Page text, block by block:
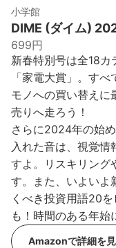
小学館
DIME (ダイム)
699円
新春特別号は全18
「家電大賞」。す
モノへの買い替えに
売りへ走ろう！
さらに2024年の始
入れた音は、視覚
すよ。リスキリング
す。また、いよいよ
くべき投資用語20
も！時間のある年始
Amazonで詳細を